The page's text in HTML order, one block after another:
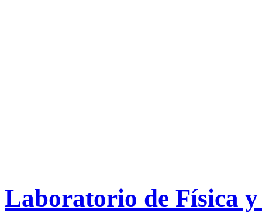
Laboratorio de Física